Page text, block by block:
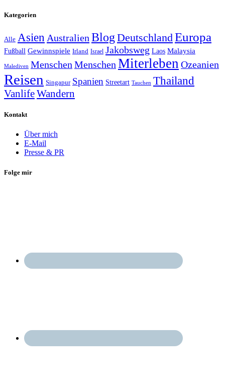
Kategorien
Alle Asien Australien Blog DeutschlandEuropa
Fußball Gewinnspiele Irland Israel Jakobsweg Laos Malaysia
Malediven Menschen Menschen Miterleben Ozeanien
Reisen Singapur Spanien Streetart Tauchen Thailand
VanlifeWandern
Kontakt
Über mich
E-Mail
Presse & PR
Folge mir